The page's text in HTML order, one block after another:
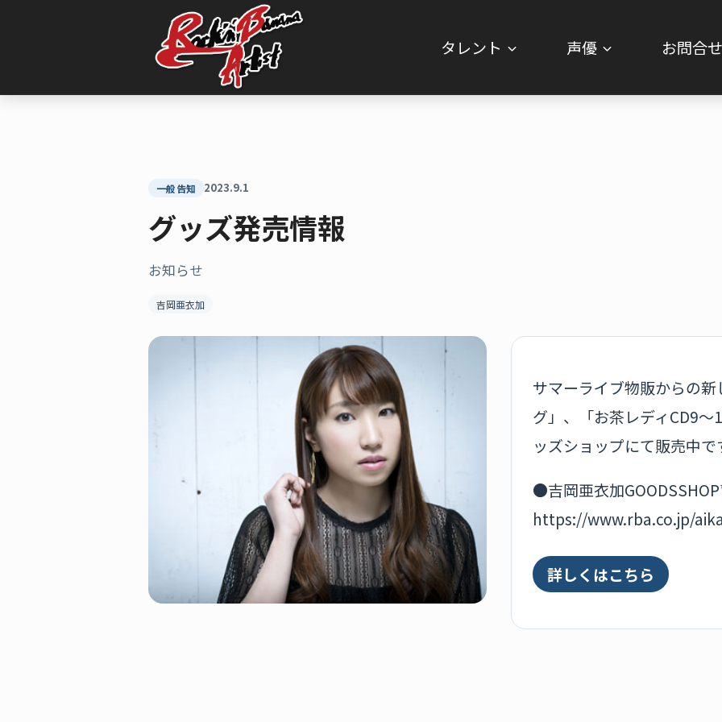
ッ
タレント 声優 お問合せ
一般告知 2023.9.1
グッズ発売情報
お知らせ
吉岡亜衣加
サマーライブ物販からの
グ」、「お茶レディCD9
ッズショップにて販売中で
●吉岡亜衣加
https://www.rba.co.jp/
詳しくはこちら